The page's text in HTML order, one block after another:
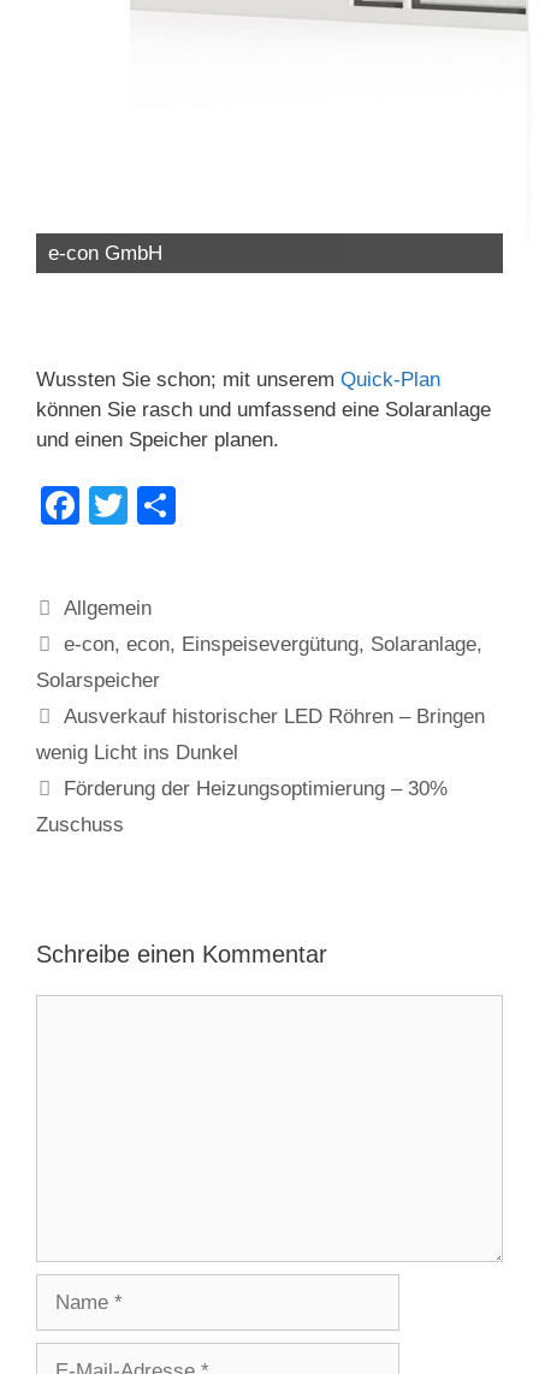
e-con GmbH
Wussten Sie schon; mit unserem Quick-Plan
können Sie rasch und umfassend eine Solaranlage
und einen Speicher planen.
F
e
b
o
o
k
T
er
Kategorien
Allgemein
Schlagwörter
e-con,econ, Einspeisevergütung, Solaranlage,
Solarspeicher
Ausverkauf historischer LED Röhren – Bringen
wenig Licht ins Dunkel
Förderung der Heizungsoptimierung – 30%
Zuschuss
Schreibe einen Kommentar